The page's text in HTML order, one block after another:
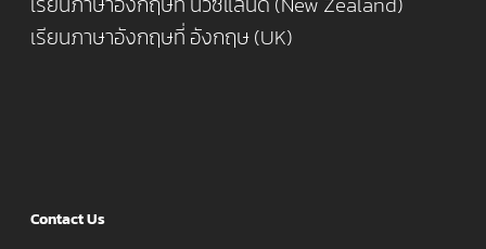
เรียนภาษาอังกฤษที่ อังกฤษ (UK)
Contact Us